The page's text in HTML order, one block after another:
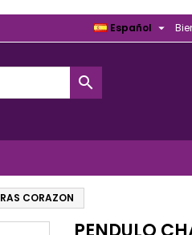
Español 

CORAZON